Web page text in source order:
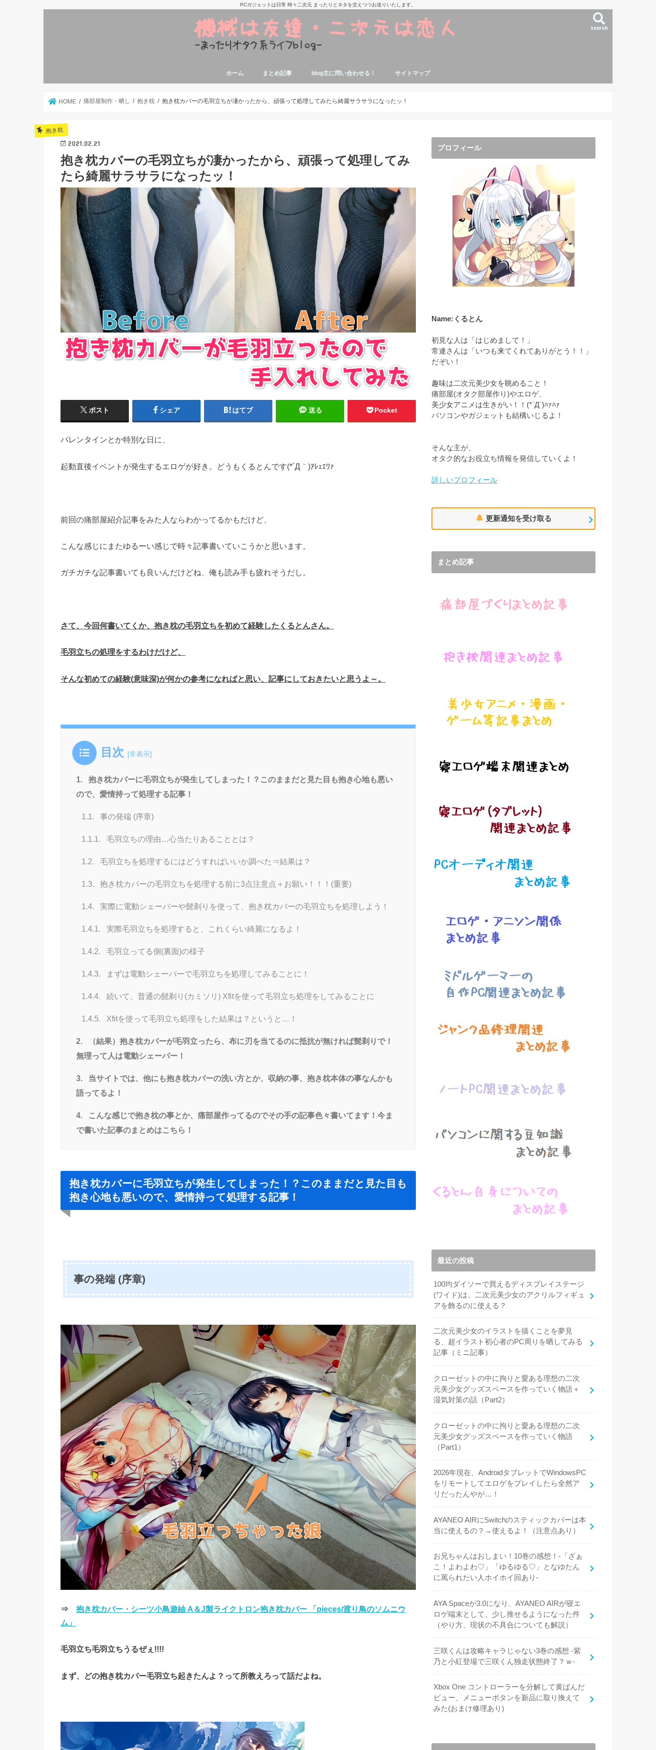
PCガジェットは日常 時々二次元 まったりとネタを交えつつお送りいたします。
search
ホーム まとめ記事
事
blog主に問い合わせる！ サイトマップ
HOME 痛部屋制作・晒し 抱き枕 抱き枕カバーの毛羽立ちが凄かったから、頑張って処理してみたら綺麗サラサラになったッ！
抱き枕
2021.02.21
抱き枕カバーの毛羽立ちが凄かったから、頑張って処理してみ
たら綺麗サラサラになったッ！
ポスト シェア はてブ 送る Pocket
バレンタインとか特別な日に、
起動直後イベントが発生するエロゲが好き。どうもくるとんです(*´Д｀)ｱﾚｪｴﾜｧ
前回の痛部屋紹介記事をみた人ならわかってるかもだけど、
こんな感じにまたゆるーい感じで時々記事書いていこうかと思います。
ガチガチな記事書いても良いんだけどね、俺も読み手も疲れそうだし。
さて、今回何書いてくか、抱き枕の毛羽立ちを初めて経験したくるとんさん。
毛羽立ちの処理をするわけだけど、
そんな初めての経験(意味深)が何かの参考になればと思い、記事にしておきたいと思うよ～。
目次 [非表示]
1.
抱き枕カバーに毛羽立ちが発生してしまった！？このままだと見た目も抱き心地も悪い
ので、愛情持って処理する記事！
1.1. 事の発端 (序章)
1.1.1. 毛羽立ちの理由…心当たりあることとは？
1.2. 毛羽立ちを処理するにはどうすればいいか調べた⇒結果は？
1.3. 抱き枕カバーの毛羽立ちを処理する前に3点注意点＋お願い！！！(重要)
1.4. 実際に電動シェーバーや髭剃りを使って、抱き枕カバーの毛羽立ちを処理しよう！
1.4.1. 実際毛羽立ちを処理すると、これくらい綺麗になるよ！
1.4.2. 毛羽立ってる側(裏面)の様子
1.4.3. まずは電動シェーバーで毛羽立ちを処理してみることに！
1.4.4. 続いて、普通の髭剃り(カミソリ) Xfitを使って毛羽立ち処理をしてみることに
1.4.5. Xfitを使って毛羽立ち処理をした結果は？というと…！
2.
（結果）抱き枕カバーが毛羽立ったら、布に刃を当てるのに抵抗が無ければ髭剃りで！
無理って人は電動シェーバー！
3.
当サイトでは、他にも抱き枕カバーの洗い方とか、収納の事、抱き枕本体の事なんかも
語ってるよ！
4.
こんな感じで抱き枕の事とか、痛部屋作ってるのでその手の記事色々書いてます！今ま
で書いた記事のまとめはこちら！
抱き枕カバーに毛羽立ちが発生してしまった！？このままだと見た目も
抱き心地も悪いので、愛情持って処理する記事！
事の発端 (序章)
⇒ 抱き枕カバー・シーツ小鳥遊紬 A＆J製ライクトロン抱き枕カバー 「pieces/渡り鳥のソムニウ
ム」
毛羽立ち毛羽立ちうるぜぇ!!!!
まず、どの抱き枕カバー毛羽立ち起きたんよ？って所教えろって話だよね。
プロフィール
Name:くるとん
初見な人は「はじめまして！」
常連さんは「いつも来てくれてありがとう！！」
だぞい！
趣味は二次元美少女を眺めること！
痛部屋(オタク部屋作り)やエロゲ、
美少女アニメは生きがい！！(*´Д`)ﾊｧﾊｧ
パソコンやガジェットも結構いじるよ！
そんな主が、
オタク的なお役立ち情報を発信していくよ！
詳しいプロフィール
更新通知を受け取る
まとめ記事
最近の投稿
100均ダイソーで買えるディスプレイステージ
(ワイド)は、二次元美少女のアクリルフィギュ
アを飾るのに使える？
二次元美少女のイラストを描くことを夢見
る、超イラスト初心者のPC周りを晒してみる
記事（ミニ記事）
クローゼットの中に拘りと愛ある理想の二次
元美少女グッズスペースを作っていく物語＋
湿気対策の話（Part2）
クローゼットの中に拘りと愛ある理想の二次
元美少女グッズスペースを作っていく物語
（Part1）
2026年現在、AndroidタブレットでWindowsPC
をリモートしてエロゲをプレイしたら全然ア
リだったんやが…！
AYANEO AIRにSwitchのスティックカバーは本
当に使えるの？→使えるよ！（注意点あり）
お兄ちゃんはおしまい！10巻の感想！-「ざぁ
こ！よわよわ♡」「ゆるゆる♡」となゆたん
に罵られたい人ホイホイ回あり-
AYA Spaceが3.0になり、AYANEO AIRが寝エ
ロゲ端末として、少し推せるようになった件
（やり方、現状の不具合についても解説）
三咲くんは攻略キャラじゃない3巻の感想 -紫
乃と小紅登場で三咲くん独走状態終了？ｗ-
Xbox One コントローラーを分解して黄ばんだ
ビュー、メニューボタンを新品に取り換えて
みた(おまけ修理あり)